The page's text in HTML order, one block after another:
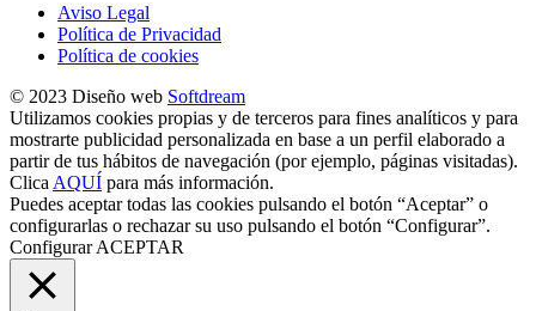
Aviso Legal
Política de Privacidad
Política de cookies
© 2023 Diseño web Softdream
Utilizamos cookies propias y de terceros para fines analíticos y para
mostrarte publicidad personalizada en base a un perfil elaborado a
partir de tus hábitos de navegación (por ejemplo, páginas visitadas).
ClicaAQUÍ para más información.
Puedes aceptar todas las cookies pulsando el botón “Aceptar” o
configurarlas o rechazar su uso pulsando el botón “Configurar”.
ConfigurarACEPTAR